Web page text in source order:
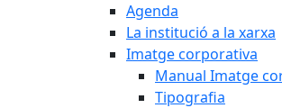
Agenda
La institució a la xarxa
Imatge corporativa
Manual Imatge
Tipografia